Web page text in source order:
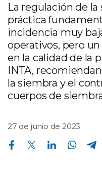
La regulación de
práctica
incidencia muy
operativos, pero
en la calidad de la
INTA,
la siembra y el
cuerpos de
27 de junio de 2023
Compartir en Facebook Compartir en Twitter Compartir en Linkedin Compartir en Whatsapp